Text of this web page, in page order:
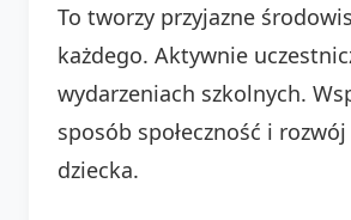
To tworzy przyjazne
każdego. Aktywnie
wydarzeniach szkolnych.
sposób społeczność i
dziecka.